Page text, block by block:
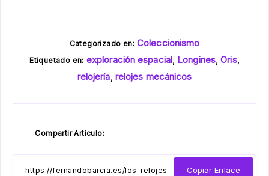
Categorizado en: Coleccionismo
Etiquetado en: exploración espacial, Longines,Oris,
relojería, relojes mecánicos
Compartir Artículo:
Copiar Enlace